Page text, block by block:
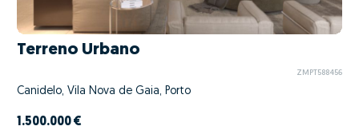
Terreno Urbano
ZMPT588456
Canidelo, Vila Nova de Gaia, Porto
1.500.000 €